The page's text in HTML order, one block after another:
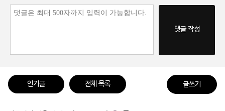
댓글 작성
인기글 전체 목록 글쓰기